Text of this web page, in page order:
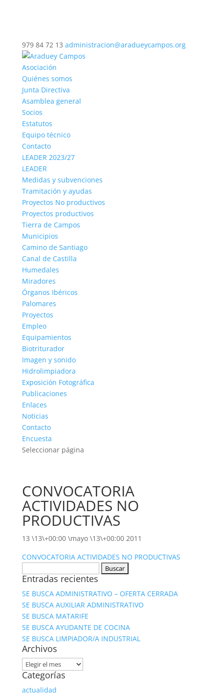
979 84 72 13 administracion@aradueycampos.org
Asociación
Quiénes somos
Junta Directiva
Asamblea general
Socios
Estatutos
Equipo técnico
Contacto
LEADER 2023/27
LEADER
Medidas y subvenciones
Tramitación y ayudas
Proyectos No productivos
Proyectos productivos
Tierra de Campos
Municipios
Camino de Santiago
Canal de Castilla
Humedales
Miradores
Órganos Ibéricos
Palomares
Proyectos
Empleo
Equipamientos
Biotriturador
Imagen y sonido
Hidrolimpiadora
Exposición Fotográfica
Publicaciones
Enlaces
Noticias
Contacto
Encuesta
Seleccionar página
CONVOCATORIA
ACTIVIDADES NO
PRODUCTIVAS
13 \13\+00:00 \mayo \13\+00:00 2011
CONVOCATORIA ACTIVIDADES NO PRODUCTIVAS
Entradas recientes
SE BUSCA ADMINISTRATIVO – OFERTA CERRADA
SE BUSCA AUXILIAR ADMINISTRATIVO
SE BUSCA MATARIFE
SE BUSCA AYUDANTE DE COCINA
SE BUSCA LIMPIADOR/A INDUSTRIAL
Archivos
Archivos
Categorías
actualidad